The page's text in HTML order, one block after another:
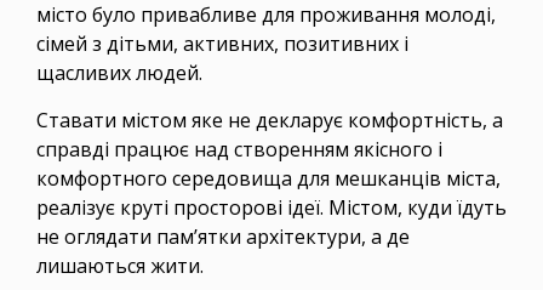
місто було привабливе для проживання молоді,
сімей з дітьми, активних, позитивних і
щасливих людей.
Ставати містом яке не декларує комфортність, а
справді працює над створенням якісного і
комфортного середовища для мешканців міста,
реалізує круті просторові ідеї. Містом, куди їдуть
не оглядати пам’ятки архітектури, а де
лишаються жити.